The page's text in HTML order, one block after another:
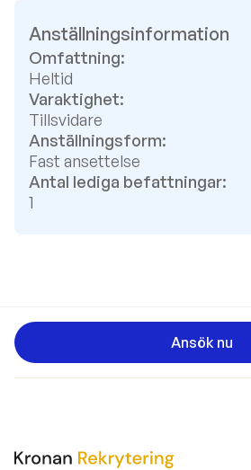
Anställningsinformation
Omfattning:
Heltid
Varaktighet:
Tillsvidare
Anställningsform:
Fast ansettelse
Antal lediga befattningar:
1
Ansök nu